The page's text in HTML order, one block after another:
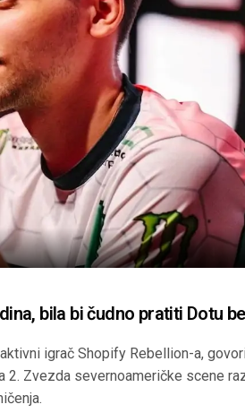
bila bi čudno pratiti Dotu
igrač Shopify Rebellion-a,
2. Zvezda severnoameričke scene